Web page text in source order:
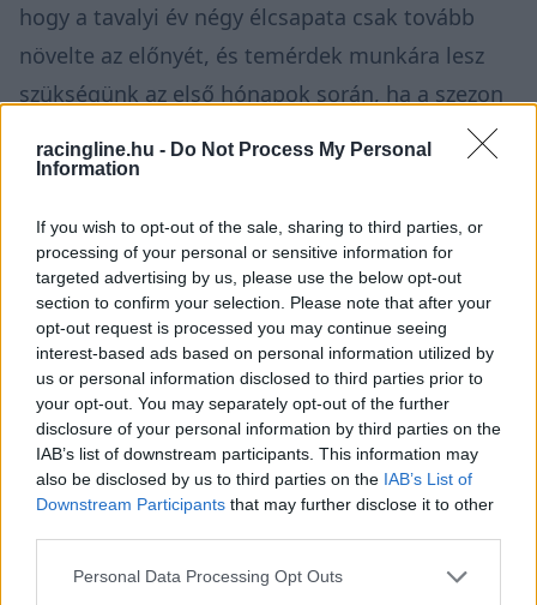
racingline.hu - Do Not Process My Personal
Information
If you wish to opt-out of the sale, sharing to third parties, or
processing of your personal or sensitive information for
targeted advertising by us, please use the below opt-out
section to confirm your selection. Please note that after your
opt-out request is processed you may continue seeing
interest-based ads based on personal information utilized by
us or personal information disclosed to third parties prior to
your opt-out. You may separately opt-out of the further
disclosure of your personal information by third parties on the
IAB’s list of downstream participants. This information may
also be disclosed by us to third parties on the IAB’s List of
Downstream Participants that may further disclose it to other
Please note that this website/app uses one or more Google
Personal Data Processing Opt Outs
hogy a tavalyi év négy élcsapata csak tovább
növelte az előnyét, és temérdek munkára lesz
szükségünk az első hónapok során, ha a szezon
feléig le akarjuk dolgozni ezt a hátrányunkat. A
középmezőny leszakadt” – fogalmazott Sainz a
Alexander Albonnal az új szabályok hatásait
mérlegelték.
„Az év elején biztosan jelentős különbségek
lesznek. Tavaly előfordult, hogy a Q1-ben mind a
20 autó fél másodpercen belül volt. Erősen
kétlem, hogy ez idén Ausztráliában előfordulhat.
Tavaly csak fél másodperc volt a lemaradásunk.
Itt a bizonyíték az új szabályok negatív hatására:
amikor kisebbek voltak a különbségek a